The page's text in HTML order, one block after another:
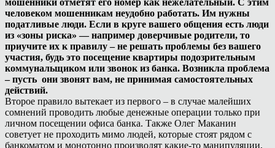
человеком мошенникам неудобно работать. Им нужны
податливые люди. Если в круге вашего общения есть люди
из «зоны риска» — например доверчивые родители, то
приучите их к правилу – не решать проблемы без вашего
участия, будь это посещение квартиры подозрительным
коммунальщиком или звонок из банка. Возникла проблема
– пусть они звонят вам, не принимая самостоятельных
действий.
Второе правило вытекает из первого – в случае малейших
сомнений проводить любые денежные операции только при
личном посещении офиса банка. Также Олег Маканин
советует не проходить мимо людей, которые стоят рядом с
банкоматом и монотонно производят какие-то манипуляции,